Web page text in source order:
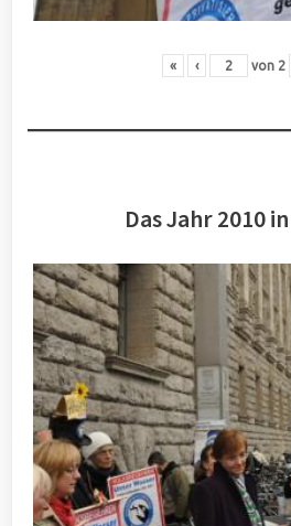
« ‹ von 2
Das Jahr 2010